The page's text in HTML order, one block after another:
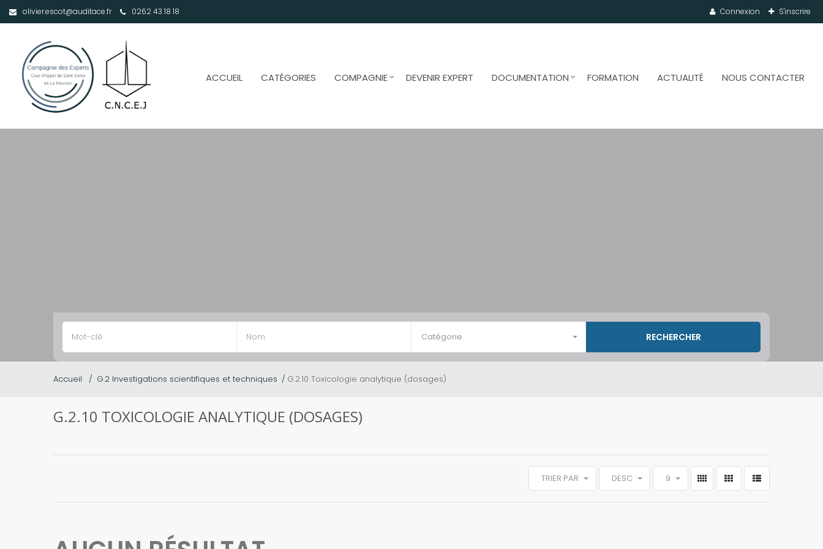
olivier.escot@auditace.fr 0262 43 18 18 Connexion S'inscrire
ACCUEIL CATÉGORIES COMPAGNIE DEVENIR EXPERT DOCUMENTATION FORMATION ACTUALITÉ NOUS CONTACTER
Catégorie
Accueil G.2 Investigations scientifiques et techniques G.2.10 Toxicologie analytique (dosages)
G.2.10 TOXICOLOGIE ANALYTIQUE (DOSAGES)
TRIER PAR DESC 9